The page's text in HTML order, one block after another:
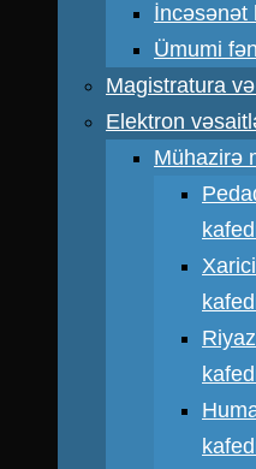
İncəsənət
Ümumi
Magistratura
Elektron
Mühazirə